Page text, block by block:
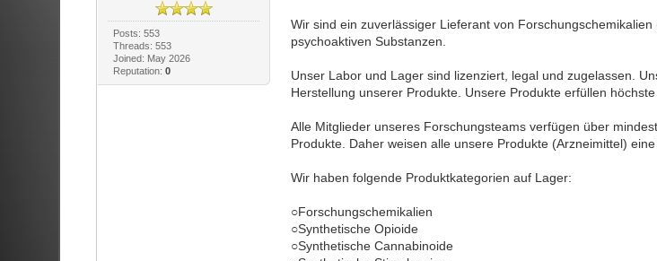
Posts: 553
Threads: 553
Joined: May 2026
Reputation:0
Wir sind ein zuverlässiger Lieferant von
psychoaktiven Substanzen.
Unser Labor und Lager sind lizenziert, legal und zugelassen.
Herstellung unserer Produkte. Unsere Produkte erfüllen
Alle Mitglieder unseres Forschungsteams verfügen über
Produkte. Daher weisen alle unsere Produkte (Arzneimittel)
Wir haben folgende Produktkategorien auf Lager:
○Forschungschemikalien
○Synthetische Opioide
○Synthetische Cannabinoide